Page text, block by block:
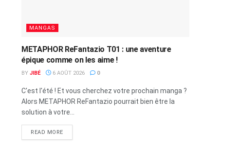
MANGAS
METAPHOR ReFantazio T01 : une aventure
épique comme on les aime !
BY JIBÉ 6 AOÛT 2026 0
C'est l'été ! Et vous cherchez votre prochain manga ?
Alors METAPHOR ReFantazio pourrait bien être la
solution à votre...
READ MORE